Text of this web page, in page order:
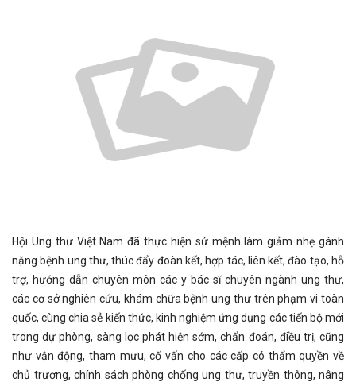
Hội Ung thư Việt Nam đã thực hiện sứ mệnh làm giảm nhẹ gánh
nặng bệnh ung thư, thúc đẩy đoàn kết, hợp tác, liên kết, đào tạo, hỗ
trợ, hướng dẫn chuyên môn các y bác sĩ chuyên ngành ung thư,
các cơ sở nghiên cứu, khám chữa bệnh ung thư trên phạm vi toàn
quốc, cùng chia sẻ kiến thức, kinh nghiệm ứng dụng các tiến bộ mới
trong dự phòng, sàng lọc phát hiện sớm, chẩn đoán, điều trị, cũng
như vận động, tham mưu, cố vấn cho các cấp có thẩm quyền về
chủ trương, chính sách phòng chống ung thư, truyền thông, nâng